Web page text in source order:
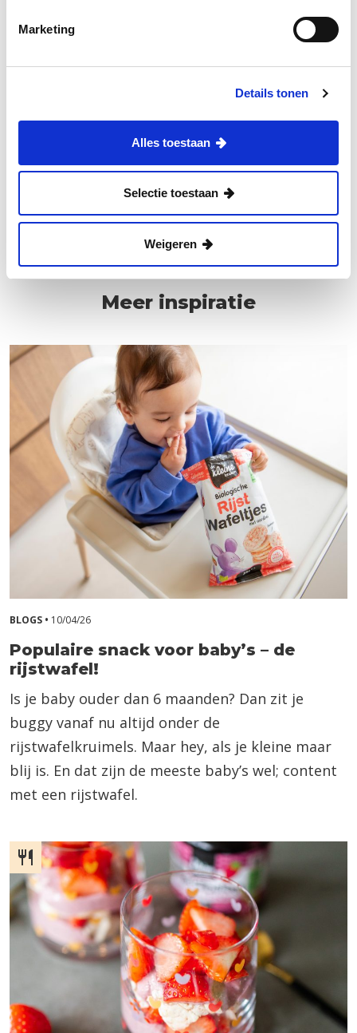
Marketing
Details tonen
Alles toestaan
Selectie toestaan
Weigeren
Vetten Vezels
Meer inspiratie
BLOGS • 10/04/26
Populaire snack voor baby’s – de
rijstwafel!
Is je baby ouder dan 6 maanden? Dan zit je
buggy vanaf nu altijd onder de
rijstwafelkruimels. Maar hey, als je kleine maar
blij is. En dat zijn de meeste baby’s wel; content
met een rijstwafel.